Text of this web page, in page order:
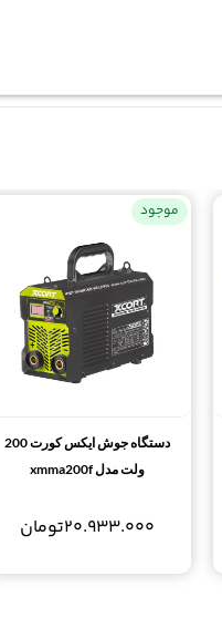
موجود
دستگاه جوش ایکس کورت 200
ولت مدل xmma200f
20.933.000تومان